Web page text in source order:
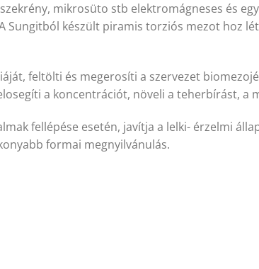
mikrosüto stb elektromágneses és
Sungitból készült piramis torziós mezot hoz
feltölti és megerosíti a szervezet
a koncentrációt, növeli a teherbírást, a
fellépése esetén, javítja a lelki- érzelmi
formai megnyilvánulás.